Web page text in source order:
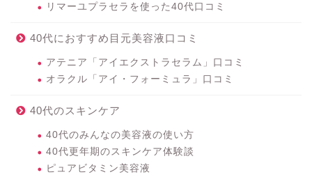
リマーユプラセラを使った40代口コミ
40代におすすめ目元美容液口コミ
アテニア「アイエクストラセラム」口コミ
オラクル「アイ・フォーミュラ」口コミ
40代のスキンケア
40代のみんなの美容液の使い方
40代更年期のスキンケア体験談
ピュアビタミン美容液